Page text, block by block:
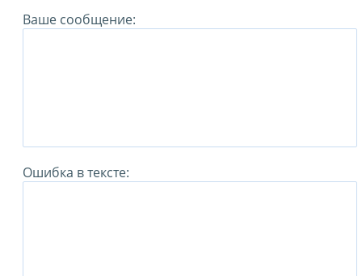
Ваше сообщение:
Ошибка в тексте: